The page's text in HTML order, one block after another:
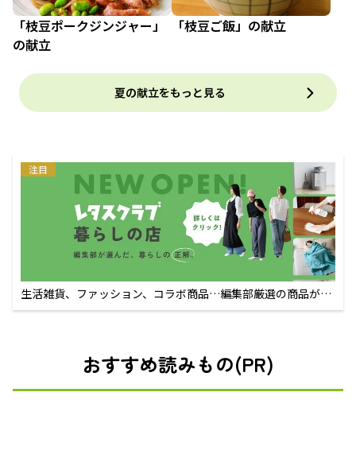
「枝豆ポークジンジャー」
の献立
「枝豆ご飯」の献立
夏の献立をもっと見る
注目
生活雑貨、ファッション、コラボ商品…編集部厳選の商品が買
えるECサイト
おすすめ読みもの(PR)